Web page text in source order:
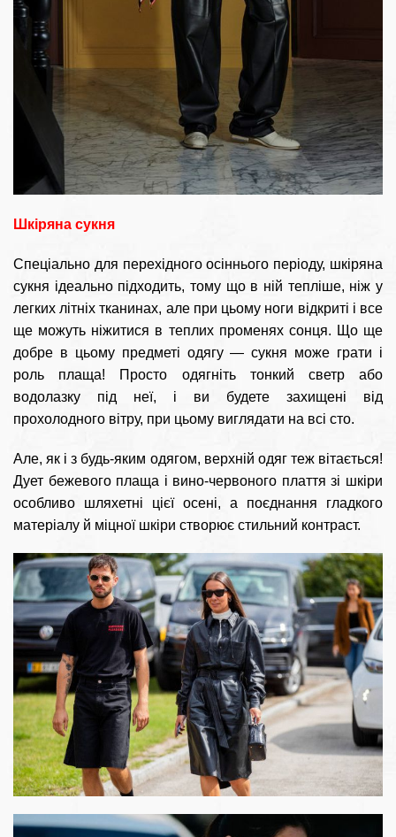
Шкіряна сукня
Спеціально для перехідного осіннього періоду, шкіряна
сукня ідеально підходить, тому що в ній тепліше, ніж у
легких літніх тканинах, але при цьому ноги відкриті і все
ще можуть ніжитися в теплих променях сонця. Що ще
добре в цьому предметі одягу — сукня може грати і
роль плаща! Просто одягніть тонкий светр або
водолазку під неї, і ви будете захищені від
прохолодного вітру, при цьому виглядати на всі сто.
Але, як і з будь-яким одягом, верхній одяг теж вітається!
Дует бежевого плаща і вино-червоного плаття зі шкіри
особливо шляхетні цієї осені, а поєднання гладкого
матеріалу й міцної шкіри створює стильний контраст.